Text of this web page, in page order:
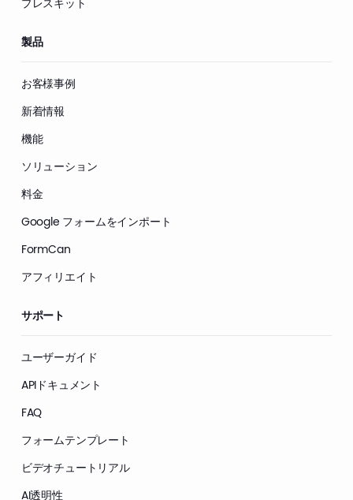
製品
お客様事例
新着情報
機能
ソリューション
料金
Google フォームをインポート
FormCan
アフィリエイト
サポート
ユーザーガイド
APIドキュメント
FAQ
フォームテンプレート
ビデオチュートリアル
AI透明性